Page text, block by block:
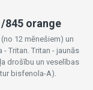
845 orange
12 mēnešiem) un
Tritan. Tritan - jaunās
drošību un veselības
bisfenola-A).